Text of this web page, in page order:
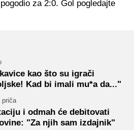
za 2:0. Gol pogledajte
kao što su igrači
Kad bi imali mu*a da..."
priča
i odmah će debitovati
"Za njih sam izdajnik"